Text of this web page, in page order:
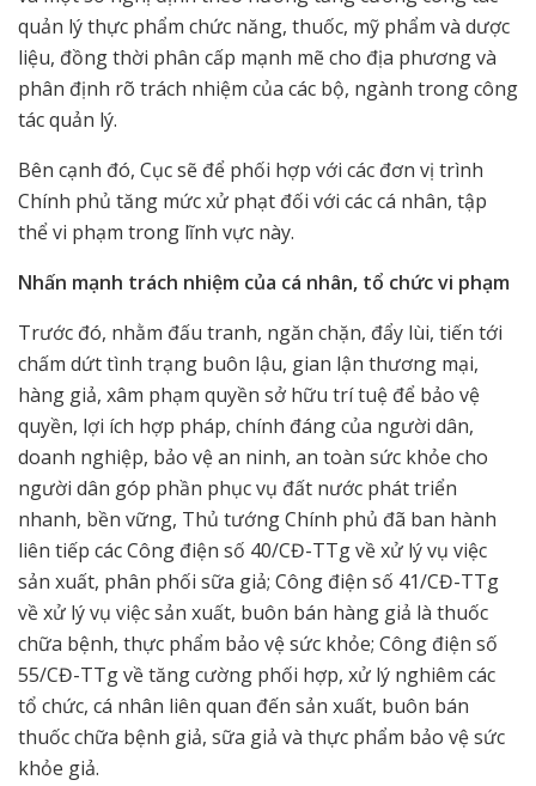
quản lý thực phẩm chức năng, thuốc, mỹ phẩm và dược
liệu, đồng thời phân cấp mạnh mẽ cho địa phương và
phân định rõ trách nhiệm của các bộ, ngành trong công
tác quản lý.
Bên cạnh đó, Cục sẽ để phối hợp với các đơn vị trình
Chính phủ tăng mức xử phạt đối với các cá nhân, tập
thể vi phạm trong lĩnh vực này.
Nhấn mạnh trách nhiệm của cá nhân, tổ chức vi phạm
Trước đó, nhằm đấu tranh, ngăn chặn, đẩy lùi, tiến tới
chấm dứt tình trạng buôn lậu, gian lận thương mại,
hàng giả, xâm phạm quyền sở hữu trí tuệ để bảo vệ
quyền, lợi ích hợp pháp, chính đáng của người dân,
doanh nghiệp, bảo vệ an ninh, an toàn sức khỏe cho
người dân góp phần phục vụ đất nước phát triển
nhanh, bền vững, Thủ tướng Chính phủ đã ban hành
liên tiếp các Công điện số 40/CĐ-TTg về xử lý vụ việc
sản xuất, phân phối sữa giả; Công điện số 41/CĐ-TTg
về xử lý vụ việc sản xuất, buôn bán hàng giả là thuốc
chữa bệnh, thực phẩm bảo vệ sức khỏe; Công điện số
55/CĐ-TTg về tăng cường phối hợp, xử lý nghiêm các
tổ chức, cá nhân liên quan đến sản xuất, buôn bán
thuốc chữa bệnh giả, sữa giả và thực phẩm bảo vệ sức
khỏe giả.